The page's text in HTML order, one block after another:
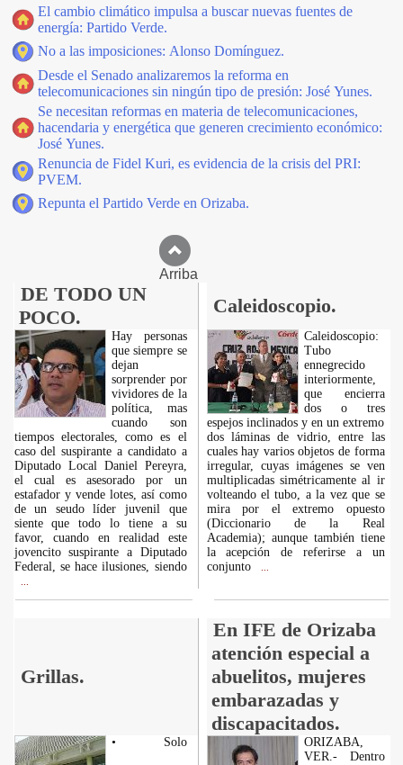
El cambio climático impulsa a buscar nuevas fuentes de
energía: Partido Verde.
No a las imposiciones: Alonso Domínguez.
Desde el Senado analizaremos la reforma en
telecomunicaciones sin ningún tipo de presión: José Yunes.
Se necesitan reformas en materia de telecomunicaciones,
hacendaria y energética que generen crecimiento económico:
José Yunes.
Renuncia de Fidel Kuri, es evidencia de la crisis del PRI:
PVEM.
Repunta el Partido Verde en Orizaba.
Arriba
DE TODO UN
POCO.
Caleidoscopio.
Hay personas
que siempre se
dejan
sorprender por
vividores de la
política, mas
cuando son
tiempos electorales, como es el
caso del suspirante a candidato a
Diputado Local Daniel Pereyra,
el cual es asesorado por un
estafador y vende lotes, así como
de un seudo líder juvenil que
siente que todo lo tiene a su
favor, cuando en realidad este
jovencito suspirante a Diputado
Federal, se hace ilusiones, siendo
Caleidoscopio:
Tubo
ennegrecido
interiormente,
que encierra
dos o tres
espejos inclinados y en un extremo
dos láminas de vidrio, entre las
cuales hay varios objetos de forma
irregular, cuyas imágenes se ven
multiplicadas simétricamente al ir
volteando el tubo, a la vez que se
mira por el extremo opuesto
(Diccionario de la Real
Academia); aunque también tiene
la acepción de referirse a un
conjunto
Grillas.
En IFE de Orizaba
atención especial a
abuelitos, mujeres
embarazadas y
discapacitados.
• Solo
ORIZABA,
VER.- Dentro